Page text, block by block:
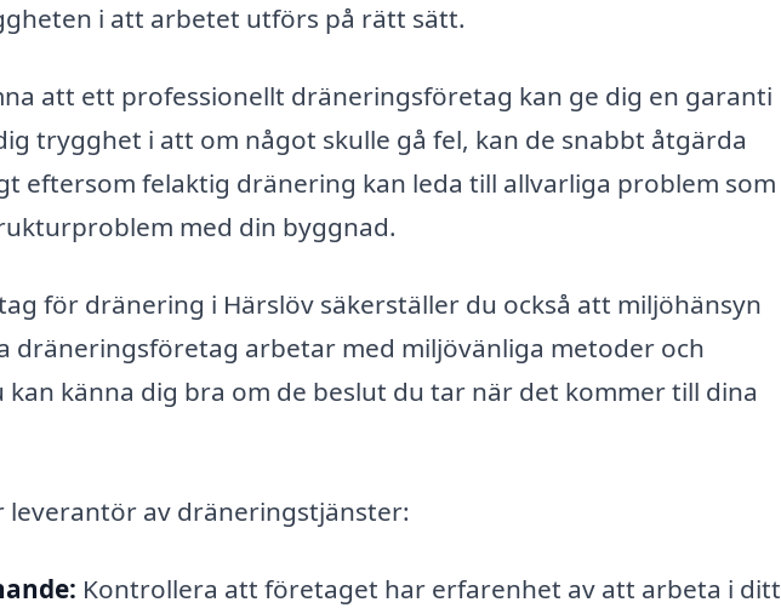
i att arbetet utförs på rätt sätt.
att ett professionellt dräneringsföretag kan ge dig en garanti
trygghet i att om något skulle gå fel, kan de snabbt åtgärda
eftersom felaktig dränering kan leda till allvarliga problem som
med din byggnad.
för dränering i Härslöv säkerställer du också att miljöhänsyn
dräneringsföretag arbetar med miljövänliga metoder och
känna dig bra om de beslut du tar när det kommer till dina
leverantör av dräneringstjänster:
Kontrollera att företaget har erfarenhet av att arbeta i ditt